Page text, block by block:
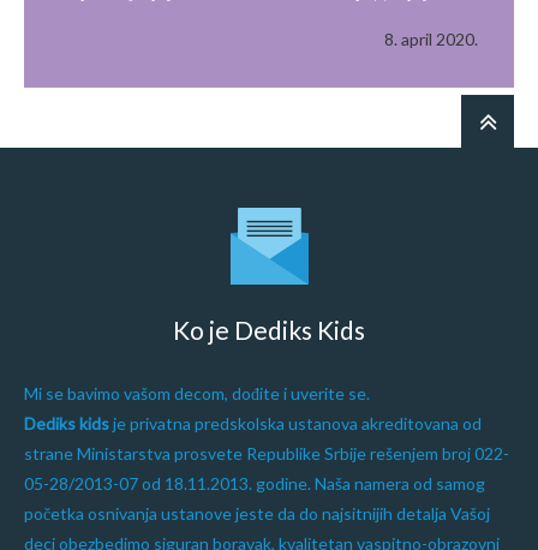
8. april 2020.
Ko je Dediks Kids
Mi se bavimo vašom decom, dođite i uverite se.
Dediks kidsje privatna predskolska ustanova akreditovana od
strane Ministarstva prosvete Republike Srbije rešenjem broj 022-
05-28/2013-07 od 18.11.2013. godine. Naša namera od samog
početka osnivanja ustanove jeste da do najsitnijih detalja Vašoj
deci obezbedimo siguran boravak, kvalitetan vaspitno-obrazovni